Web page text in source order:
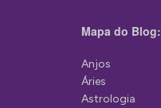
Mapa do Blog:
Anjos
Áries
Astrologia